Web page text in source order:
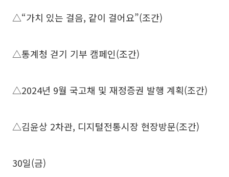
△“가치 있는 걸음, 같이 걸어요”(조간)
△통계청 걷기 기부 캠페인(조간)
△2024년 9월 국고채 및 재정증권 발행 계획(조간)
△김윤상 2차관, 디지털전통시장 현장방문(조간)
30일(금)